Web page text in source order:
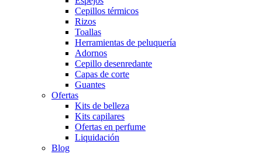
Cepillos térmicos
Rizos
Toallas
Herramientas de peluquería
Adornos
Cepillo desenredante
Capas de corte
Guantes
Ofertas
Kits de belleza
Kits capilares
Ofertas en perfume
Liquidación
Blog